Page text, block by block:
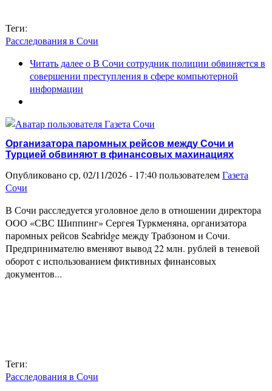
Теги:
Расследования в Сочи
Читать далеео В Сочи сотрудник полиции обвиняется в
совершении преступления в сфере компьютерной
информации
Организатора паромных рейсов между Сочи и
Турцией обвиняют в финансовых махинациях
Опубликовано ср, 02/11/2026 - 17:40 пользователемГазета
Сочи
В Сочи расследуется уголовное дело в отношении директора
ООО «СВС Шиппинг» Сергея Туркменяна, организатора
паромных рейсов Seabridge между Трабзоном и Сочи.
Предпринимателю вменяют вывод 22 млн. рублей в теневой
оборот с использованием фиктивных финансовых
документов...
Теги:
Расследования в Сочи